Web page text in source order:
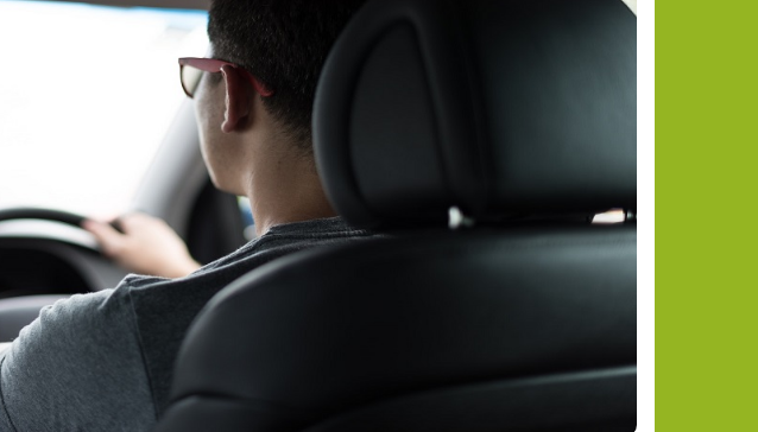
تراجع النفط وارتفاع الذهب وسط آمال باتفاق أميركي إيراني